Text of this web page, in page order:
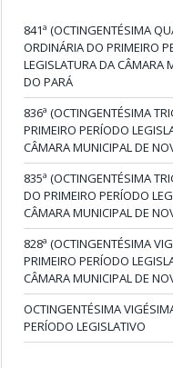
841ª (OCTINGENTÉSIMA
ORDINÁRIA DO PRIMEIRO
LEGISLATURA DA CÂMARA
DO PARÁ
836ª (OCTINGENTÉSIMA
PRIMEIRO PERÍODO
CÂMARA MUNICIPAL DE
835ª (OCTINGENTÉSIMA
DO PRIMEIRO PERÍODO
CÂMARA MUNICIPAL DE
828ª (OCTINGENTÉSIMA
PRIMEIRO PERÍODO
CÂMARA MUNICIPAL DE
OCTINGENTÉSIMA
PERÍODO LEGISLATIVO